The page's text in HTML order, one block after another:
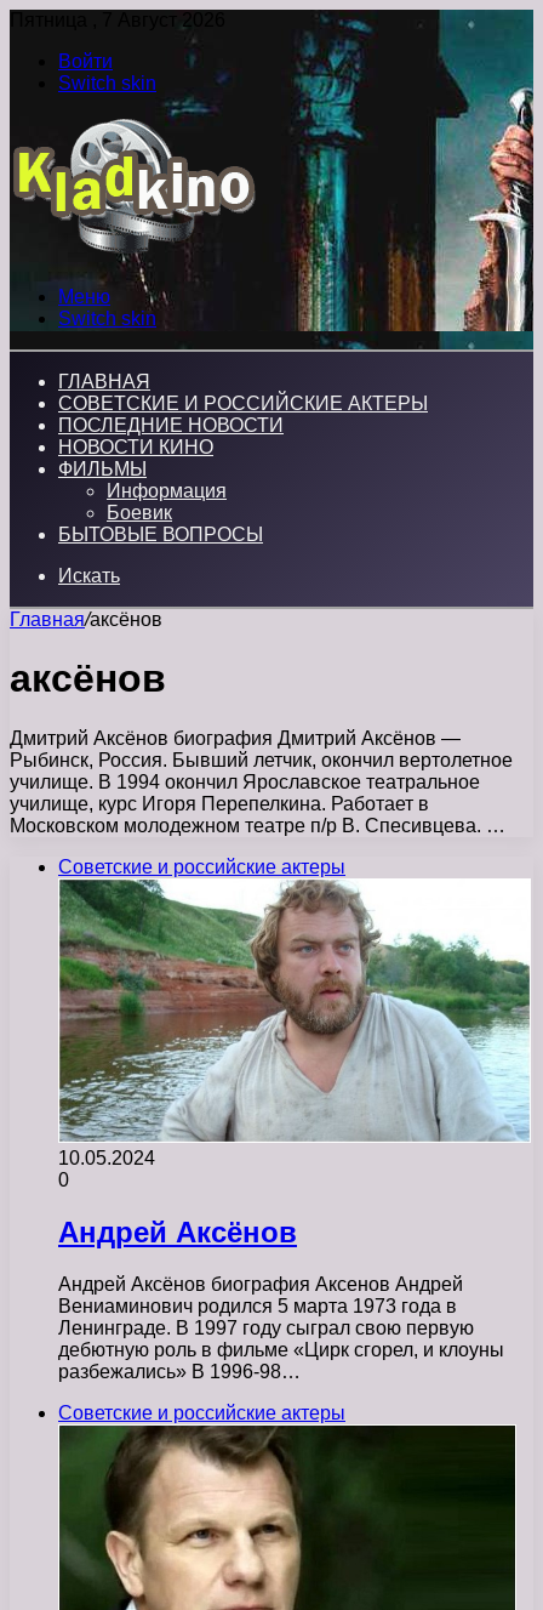
Пятница , 7 Август 2026
Войти
Switch skin
Меню
Switch skin
ГЛАВНАЯ
СОВЕТСКИЕ И РОССИЙСКИЕ АКТЕРЫ
ПОСЛЕДНИЕ НОВОСТИ
НОВОСТИ КИНО
ФИЛЬМЫ
Информация
Боевик
БЫТОВЫЕ ВОПРОСЫ
Искать
Главная/аксёнов
аксёнов
Дмитрий Аксёнов биография Дмитрий Аксёнов —
Рыбинск, Россия. Бывший летчик, окончил вертолетное
училище. В 1994 окончил Ярославское театральное
училище, курс Игоря Перепелкина. Работает в
Московском молодежном театре п/р В. Спесивцева. …
Советские и российские актеры
10.05.2024
0
Андрей Аксёнов
Андрей Аксёнов биография Аксенов Андрей
Вениаминович родился 5 марта 1973 года в
Ленинграде. В 1997 году сыграл свою первую
дебютную роль в фильме «Цирк сгорел, и клоуны
разбежались» В 1996-98…
Советские и российские актеры